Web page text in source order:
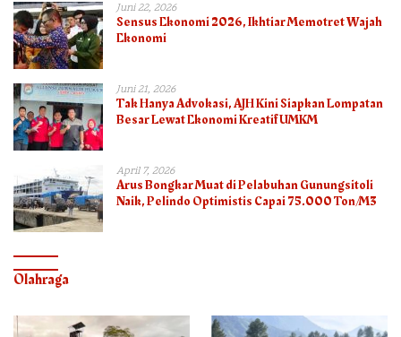
Juni 22, 2026
Sensus Ekonomi 2026, Ikhtiar Memotret Wajah
Ekonomi
Juni 21, 2026
Tak Hanya Advokasi, AJH Kini Siapkan Lompatan
Besar Lewat Ekonomi Kreatif UMKM
April 7, 2026
Arus Bongkar Muat di Pelabuhan Gunungsitoli
Naik, Pelindo Optimistis Capai 75.000 Ton/M3
Olahraga